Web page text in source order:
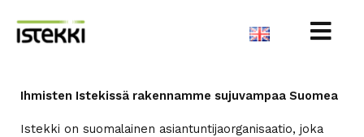
sisältöön
Ihmisten Istekissä rakennamme sujuvampaa Suomea
Istekki on suomalainen asiantuntijaorganisaatio, joka